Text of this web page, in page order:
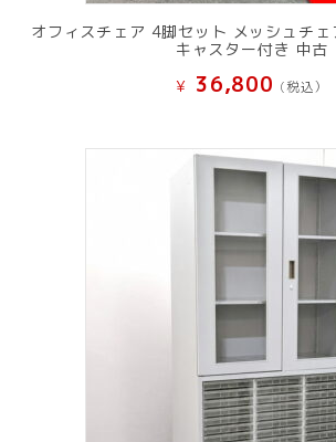
オフィスチェア 4脚セット メッシュチ
キャスター付き 中古
¥ 36,800 (税込）